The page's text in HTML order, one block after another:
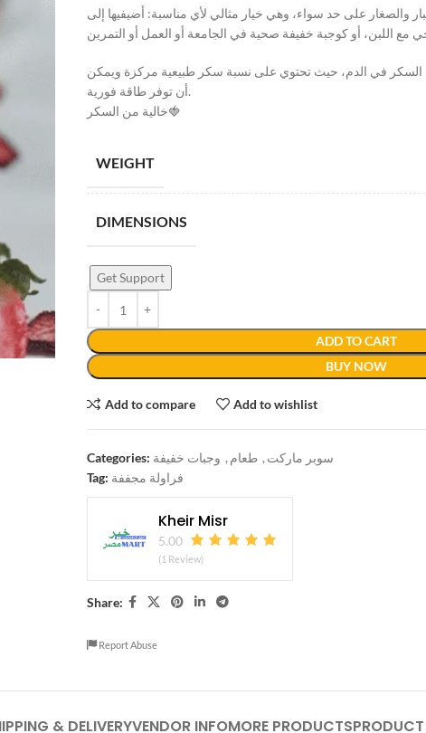
والصغار على حد سواء، وهي خيار مثالي لأي مناسبة: أضيفيها إلى
السكر في الدم، حيث تحتوي على نسبة سكر طبيعية مركزة ويمكن
أن توفر طاقة فورية.
خالية من السكر🍓
WEIGHT
DIMENSIONS
ADD TO CART
BUY NOW
Get Support
Add to compare Add to wishlist
Categories: سوبر ماركت , طعام , وجبات خفيفة
Tag: فراولة مجففة
Kheir Misr
5.00
(1 Review)
Share:
Report Abuse
& DELIVERYVENDOR INFOMORE PRODUCTS